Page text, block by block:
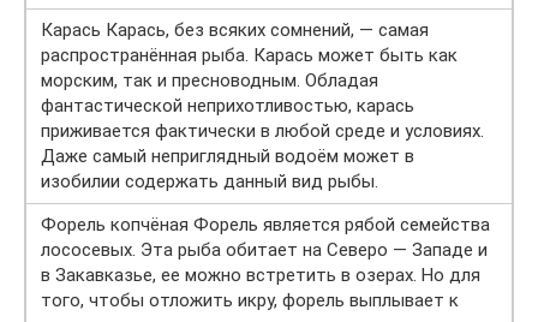
Карась Карась, без всяких сомнений, — самая
распространённая рыба. Карась может быть как
морским, так и пресноводным. Обладая
фантастической неприхотливостью, карась
приживается фактически в любой среде и условиях.
Даже самый неприглядный водоём может в
изобилии содержать данный вид рыбы.
Форель копчёная Форель является рябой семейства
лососевых. Эта рыба обитает на Северо — Западе и
в Закавказье, ее можно встретить в озерах. Но для
того, чтобы отложить икру, форель выплывает к